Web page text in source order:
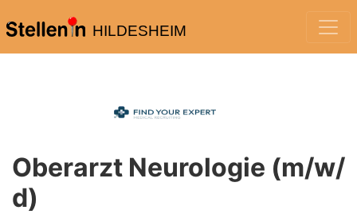
HILDESHEIM
Oberarzt Neurologie (m/w/
d)